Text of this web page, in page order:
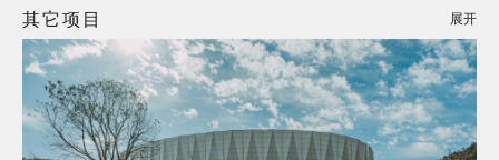
其它项目 展开